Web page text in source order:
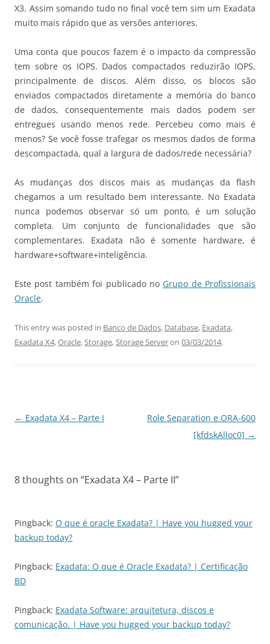
X3. Assim somando tudo no final você tem sim um Exadata
muito mais rápido que as versões anteriores.
Uma conta que poucos fazem é o impacto da compressão
tem sobre os IOPS. Dados compactados reduzirão IOPS,
principalmente de discos. Além disso, os blocos são
enviados compactados diretamente a memória do banco
de dados, consequentemente mais dados podem ser
entregues usando menos rede. Percebeu como mais é
menos? Se você fosse trafegar os mesmos dados de forma
descompactada, qual a largura de dados/rede necessária?
As mudanças dos discos mais as mudanças da flash
chegamos a um resultado bem interessante. No Exadata
nunca podemos observar só um ponto, é um solução
completa. Um conjunto de funcionalidades que são
complementares. Exadata não é somente hardware, é
hardware+software+inteligência.
Este post também foi publicado no Grupo de Profissionais
Oracle.
This entry was posted in Banco de Dados, Database, Exadata,
Exadata X4,Oracle,Storage,Storage Serveron 03/03/2014.
Post
← Exadata X4 – Parte I
Role Separation e ORA-600
[kfdskAlloc0] →
8 thoughts on “Exadata X4 – Parte II”
Pingback: O que é oracle Exadata? | Have you hugged your
backup today?
Pingback: Exadata: O que é Oracle Exadata? | Certificação
BD
Pingback: Exadata Software: arquitetura, discos e
comunicação. | Have you hugged your backup today?